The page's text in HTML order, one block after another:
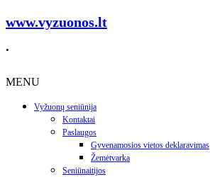
www.vyzuonos.lt
.
MENU
Vyžuonų seniūnija
Kontaktai
Paslaugos
Gyvenamosios vietos deklaravimas
Žemėtvarka
Seniūnaitijos